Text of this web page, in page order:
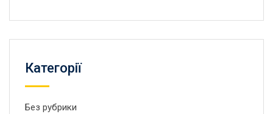
Категорії
Без рубрики